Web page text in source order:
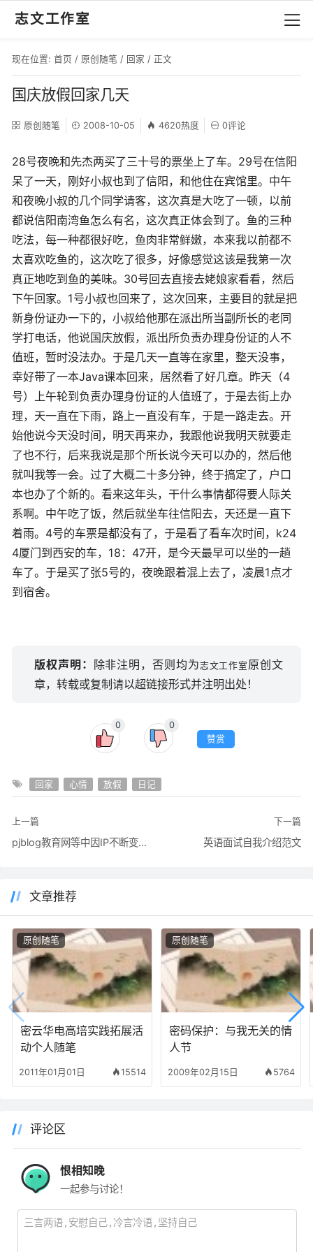
志文工作室
现在位置: 首页 / 原创随笔 / 回家 / 正文
国庆放假回家几天
原创随笔 2008-10-05 4620热度 0评论
28号夜晚和先杰两买了三十号的票坐上了车。29号在信阳
呆了一天，刚好小叔也到了信阳，和他住在宾馆里。中午
和夜晚小叔的几个同学请客，这次真是大吃了一顿，以前
都说信阳南湾鱼怎么有名，这次真正体会到了。鱼的三种
吃法，每一种都很好吃，鱼肉非常鲜嫩，本来我以前都不
太喜欢吃鱼的，这次吃了很多，好像感觉这该是我第一次
真正地吃到鱼的美味。30号回去直接去姥娘家看看，然后
下午回家。1号小叔也回来了，这次回来，主要目的就是把
新身份证办一下的，小叔给他那在派出所当副所长的老同
学打电话，他说国庆放假，派出所负责办理身份证的人不
值班，暂时没法办。于是几天一直等在家里，整天没事，
幸好带了一本Java课本回来，居然看了好几章。昨天（4
号）上午轮到负责办理身份证的人值班了，于是去街上办
理，天一直在下雨，路上一直没有车，于是一路走去。开
始他说今天没时间，明天再来办，我跟他说我明天就要走
了也不行，后来我说是那个所长说今天可以办的，然后他
就叫我等一会。过了大概二十多分钟，终于搞定了，户口
本也办了个新的。看来这年头，干什么事情都得要人际关
系啊。中午吃了饭，然后就坐车往信阳去，天还是一直下
着雨。4号的车票是都没有了，于是看了看车次时间，k24
4厦门到西安的车，18：47开，是今天最早可以坐的一趟
车了。于是买了张5号的，夜晚跟着混上去了，凌晨1点才
到宿舍。
版权声明： 除非注明，否则均为志文工作室 原创文
章，转载或复制请以超链接形式并注明出处！
0
0
赞赏
回家 心情 放假 日记
上一篇
pjblog教育网等中因IP不断变化无法正常登陆及进入后台解决方法
下一篇
英语面试自我介绍范文
文章推荐
密云华电高培实践拓展活
动个人随笔
2011年01月01日 15514
原创随笔
密码保护：与我无关的情
人节
2009年02月15日 5764
原创随笔
评论区
恨相知晚
一起参与讨论！